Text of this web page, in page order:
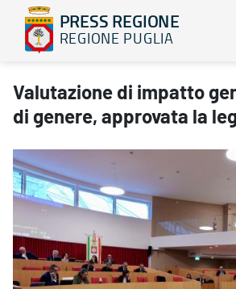
PRESS REGIONE
REGIONE PUGLIA
Valutazione di impatto generazionale e di
Valutazione di impatto
di genere, approvata la